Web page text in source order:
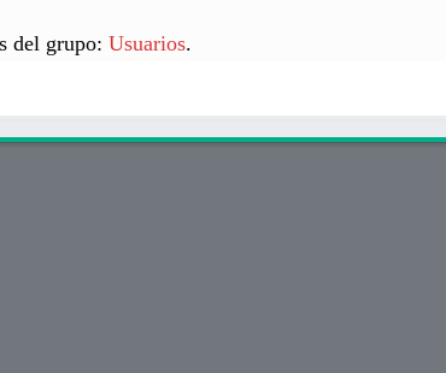
del grupo:Usuarios.